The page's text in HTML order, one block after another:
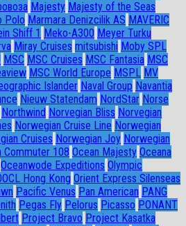
Majesty Majesty of the Seas
Polo Marmara Denizcilik AS MAVERIC
Shiff 1 Meko-A300 Meyer Turku
Miray Cruises mitsubishi Moby SPL
MSC MSC Cruises MSC Fantasia MSC
MSC World Europe MSPL MV
Islander Naval Group Navantia
Nieuw Statendam NordStar Norse
Northwind Norvegian Bliss Norvegian
Norwegian Cruise Line Norwegian
Cruises Norwegian Joy Norwegian
Commuter 108 Ocean Majesty Oceana
Oceanwode Expeditions Olympic
Hong Kong Orient Express Silenseas
Pacific Venus Pan American PANG
Pegas Fly Pelorus Picasso PONANT
Project Bravo Project Kasatka